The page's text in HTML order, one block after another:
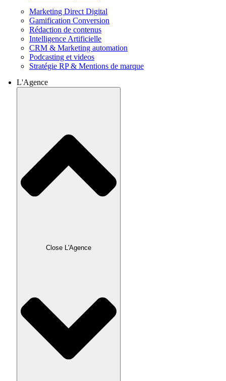
Marketing Direct Digital
Gamification Conversion
Rédaction de contenus
Intelligence Artificielle
CRM & Marketing automation
Podcasting et videos
Stratégie RP & Mentions de marque
L'Agence
Close L'Agence